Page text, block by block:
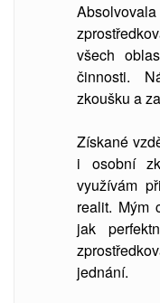
všech
činnosti.
zkoušku a
Získané
i osobní
využívám
realit. Mým
jak
jednání.